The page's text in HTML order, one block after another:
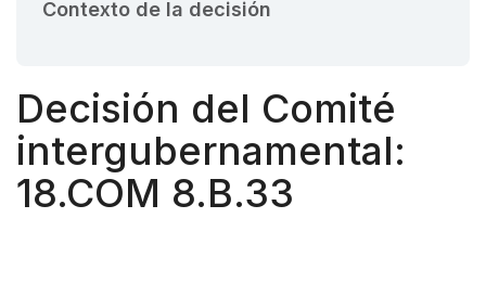
Contexto de la decisión
Decisión del Comité
intergubernamental:
18.COM 8.B.33